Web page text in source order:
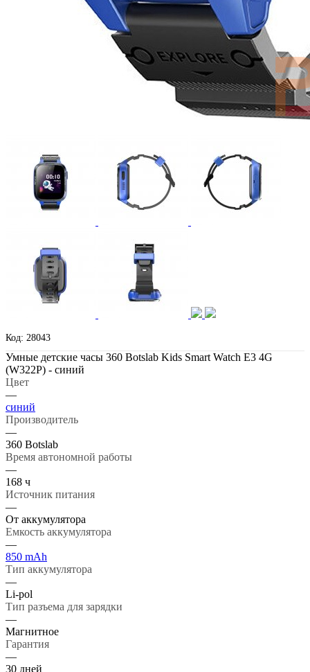
Код: 28043
Умные детские часы 360 Botslab Kids Smart Watch E3 4G
(W322P) - синий
Цвет
—
синий
Производитель
—
360 Botslab
Время автономной работы
—
168 ч
Источник питания
—
От аккумулятора
Емкость аккумулятора
—
850 mAh
Тип аккумулятора
—
Li-pol
Тип разъема для зарядки
—
Магнитное
Гарантия
—
30 дней